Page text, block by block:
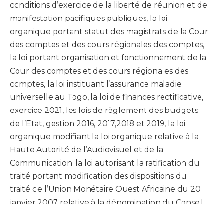
conditions d’exercice de la liberté de réunion et de
manifestation pacifiques publiques, la loi
organique portant statut des magistrats de la Cour
des comptes et des cours régionales des comptes,
la loi portant organisation et fonctionnement de la
Cour des comptes et des cours régionales des
comptes, la loi instituant l’assurance maladie
universelle au Togo, la loi de finances rectificative,
exercice 2021, les lois de règlement des budgets
de l’Etat, gestion 2016, 2017,2018 et 2019, la loi
organique modifiant la loi organique relative à la
Haute Autorité de l’Audiovisuel et de la
Communication, la loi autorisant la ratification du
traité portant modification des dispositions du
traité de l’Union Monétaire Ouest Africaine du 20